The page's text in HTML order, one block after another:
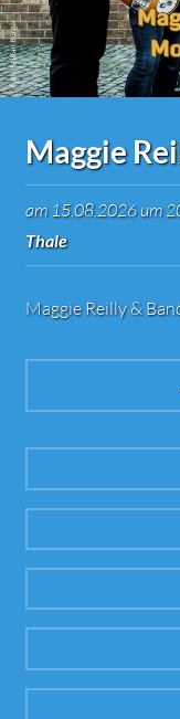
Maggie
am 15.08.2026 um
Thale
Maggie Reilly &